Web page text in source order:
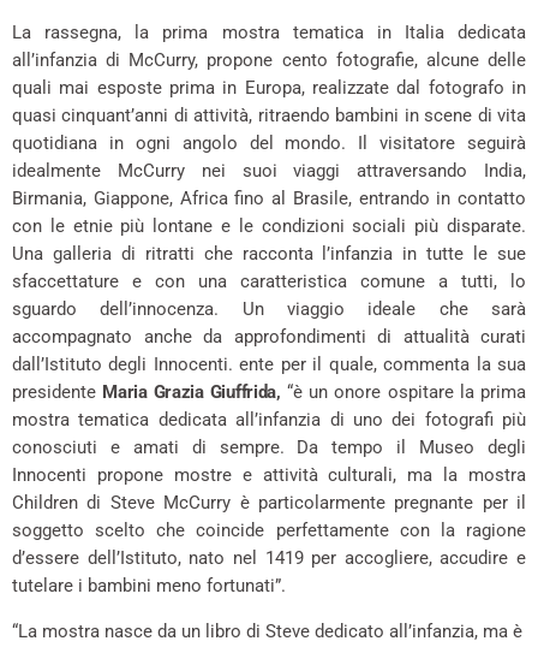
La rassegna, la prima mostra tematica in Italia dedicata
all’infanzia di McCurry, propone cento fotografie, alcune delle
quali mai esposte prima in Europa, realizzate dal fotografo in
quasi cinquant’anni di attività, ritraendo bambini in scene di vita
quotidiana in ogni angolo del mondo. Il visitatore seguirà
idealmente McCurry nei suoi viaggi attraversando India,
Birmania, Giappone, Africa fino al Brasile, entrando in contatto
con le etnie più lontane e le condizioni sociali più disparate.
Una galleria di ritratti che racconta l’infanzia in tutte le sue
sfaccettature e con una caratteristica comune a tutti, lo
sguardo dell’innocenza. Un viaggio ideale che sarà
accompagnato anche da approfondimenti di attualità curati
dall’Istituto degli Innocenti. ente per il quale, commenta la sua
presidente Maria Grazia Giuffrida, “è un onore ospitare la prima
mostra tematica dedicata all’infanzia di uno dei fotografi più
conosciuti e amati di sempre. Da tempo il Museo degli
Innocenti propone mostre e attività culturali, ma la mostra
Children di Steve McCurry è particolarmente pregnante per il
soggetto scelto che coincide perfettamente con la ragione
d’essere dell’Istituto, nato nel 1419 per accogliere, accudire e
tutelare i bambini meno fortunati”.
“La mostra nasce da un libro di Steve dedicato all’infanzia, ma è